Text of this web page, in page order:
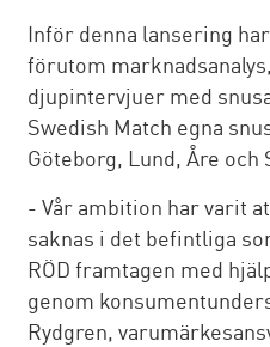
Inför denna lansering
förutom
djupintervjuer med
Swedish Match egna
Göteborg, Lund, Åre och
- Vår ambition har varit
saknas i det befintliga
RÖD framtagen med
genom
Rydgren,